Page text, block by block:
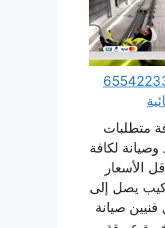
مصاعد في الكويت 65542233
متطلبات
لكافة
الأسعار
يصل إلى
صيانة